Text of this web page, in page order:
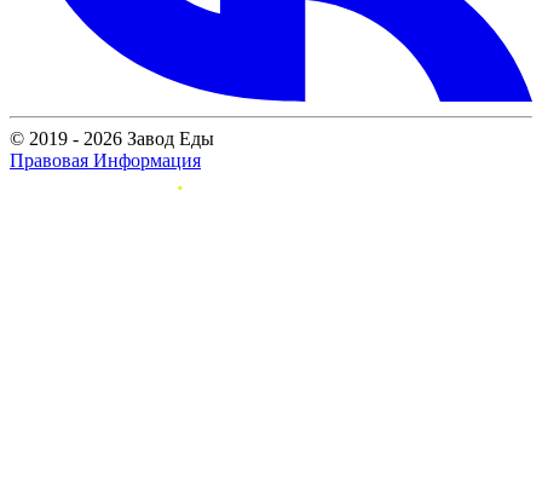
© 2019 - 2026 Завод Еды
Правовая Информация